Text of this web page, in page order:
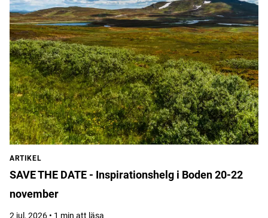
ARTIKEL
SAVE THE DATE - Inspirationshelg i Boden 20-22
november
2 jul, 2026 • 1 min att läsa